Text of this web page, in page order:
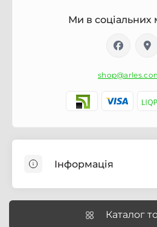
Ми в соціальних
Інформація
Про магазин Arles.com.ua
Каталог